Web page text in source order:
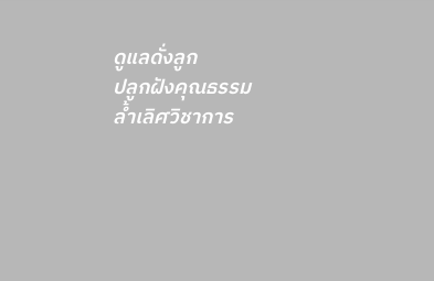
ดูแลดั่งลูก
ปลูกฝังคุณธรรม
ล้ำเลิศวิชาการ